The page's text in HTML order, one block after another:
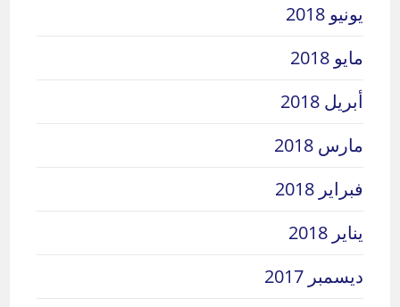
يونيو 2018
مايو 2018
أبريل 2018
مارس 2018
فبراير 2018
يناير 2018
ديسمبر 2017